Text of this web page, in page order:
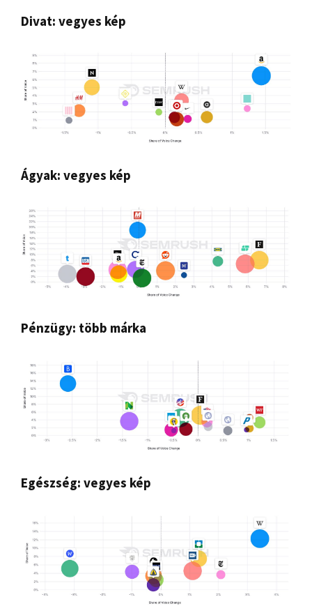
Divat: vegyes kép
Ágyak: vegyes kép
Pénzügy: több márka
Egészség: vegyes kép